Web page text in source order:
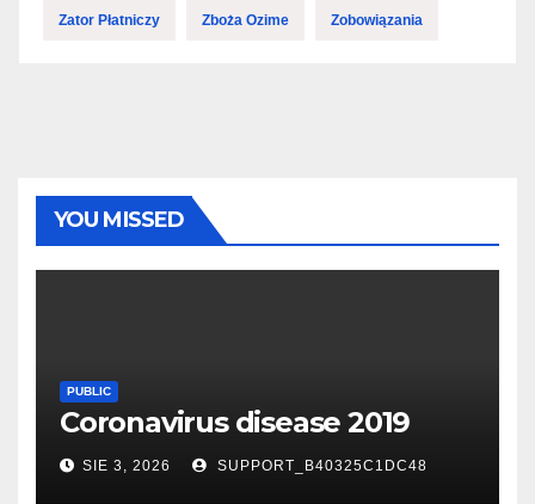
Zator Płatniczy Zboża Ozime Zobowiązania
YOU MISSED
PUBLIC
Coronavirus disease 2019
SIE 3, 2026 SUPPORT_B40325C1DC48